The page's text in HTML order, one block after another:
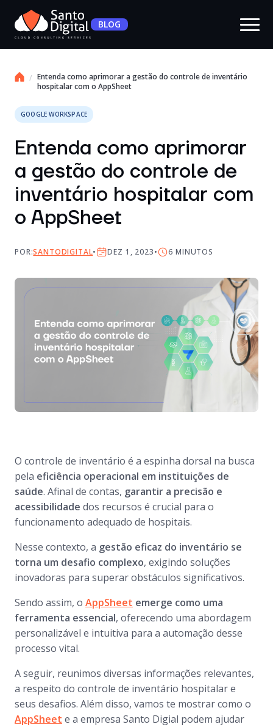
BLOG
Entenda como aprimorar a gestão do controle de inventário
hospitalar com o AppSheet
GOOGLE WORKSPACE
Entenda como aprimorar
a gestão do controle de
inventário hospitalar com
o AppSheet
POR:SANTODIGITAL DEZ 1, 2023 6 MINUTOS
O controle de inventário é a espinha dorsal na busca
pela eficiência operacional em instituições de
saúde. Afinal de contas, garantir a precisão e
acessibilidade dos recursos é crucial para o
funcionamento adequado de hospitais.
Nesse contexto, a gestão eficaz do inventário se
torna um desafio complexo, exigindo soluções
inovadoras para superar obstáculos significativos.
Sendo assim, o AppSheet emerge como uma
ferramenta essencial, oferecendo uma abordagem
personalizável e intuitiva para a automação desse
processo vital.
A seguir, reunimos diversas informações relevantes,
a respeito do controle de inventário hospitalar e
seus desafios. Além disso, vamos te mostrar como o
AppSheet e a empresa Santo Digial podem ajudar